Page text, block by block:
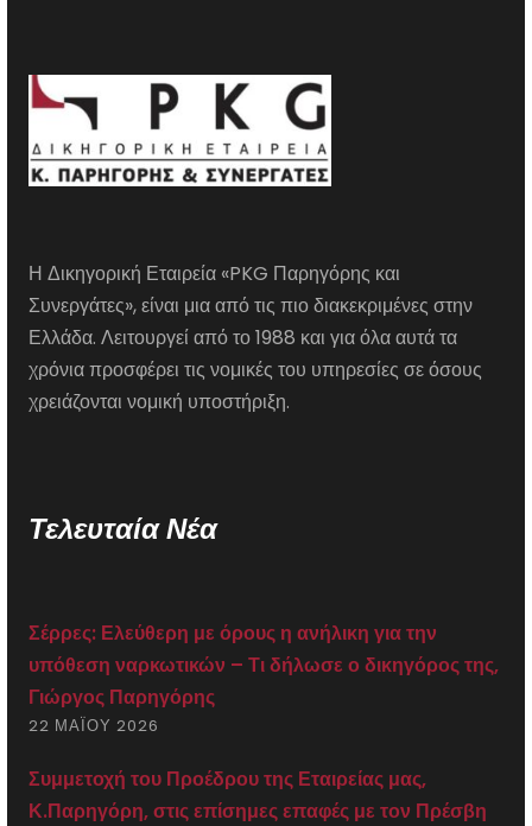
Η Δικηγορική Εταιρεία «PKG Παρηγόρης και
Συνεργάτες», είναι μια από τις πιο διακεκριμένες στην
Ελλάδα. Λειτουργεί από το 1988 και για όλα αυτά τα
χρόνια προσφέρει τις νομικές του υπηρεσίες σε όσους
χρειάζονται νομική υποστήριξη.
Τελευταία Νέα
Σέρρες: Ελεύθερη με όρους η ανήλικη για την
υπόθεση ναρκωτικών – Τι δήλωσε ο δικηγόρος της,
Γιώργος Παρηγόρης
22 ΜΑΪ́ΟΥ 2026
Συμμετοχή του Προέδρου της Εταιρείας μας,
Κ.Παρηγόρη, στις επίσημες επαφές με τον Πρέσβη